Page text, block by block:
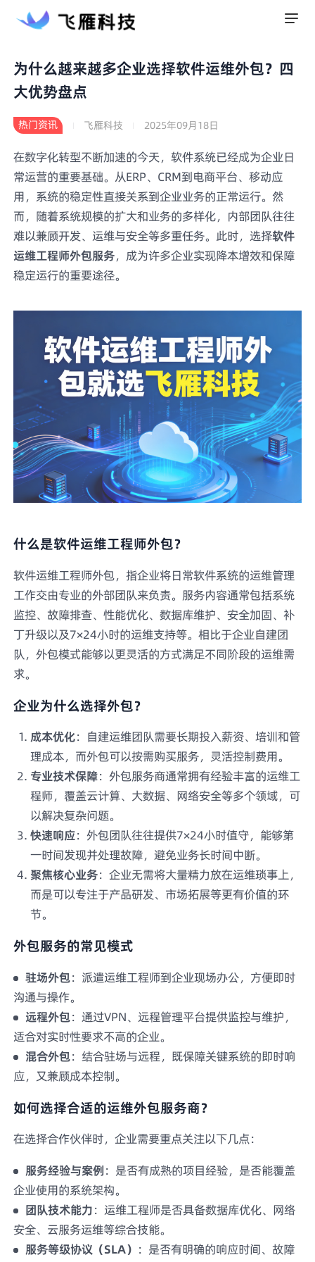
为什么越来越多企业选择软件运维外包？四
大优势盘点
热门资讯 飞雁科技 2025年09月18日
在数字化转型不断加速的今天，软件系统已经成为企业日
常运营的重要基础。从ERP、CRM到电商平台、移动应
用，系统的稳定性直接关系到企业业务的正常运行。然
而，随着系统规模的扩大和业务的多样化，内部团队往往
难以兼顾开发、运维与安全等多重任务。此时，选择软件
运维工程师外包服务，成为许多企业实现降本增效和保障
稳定运行的重要途径。
什么是软件运维工程师外包？
软件运维工程师外包，指企业将日常软件系统的运维管理
工作交由专业的外部团队来负责。服务内容通常包括系统
监控、故障排查、性能优化、数据库维护、安全加固、补
丁升级以及7×24小时的运维支持等。相比于企业自建团
队，外包模式能够以更灵活的方式满足不同阶段的运维需
求。
企业为什么选择外包？
成本优化：自建运维团队需要长期投入薪资、培训和管
理成本，而外包可以按需购买服务，灵活控制费用。
专业技术保障：外包服务商通常拥有经验丰富的运维工
程师，覆盖云计算、大数据、网络安全等多个领域，可
以解决复杂问题。
快速响应：外包团队往往提供7×24小时值守，能够第
一时间发现并处理故障，避免业务长时间中断。
聚焦核心业务：企业无需将大量精力放在运维琐事上，
而是可以专注于产品研发、市场拓展等更有价值的环
节。
外包服务的常见模式
驻场外包：派遣运维工程师到企业现场办公，方便即时
沟通与操作。
远程外包：通过VPN、远程管理平台提供监控与维护，
适合对实时性要求不高的企业。
混合外包：结合驻场与远程，既保障关键系统的即时响
应，又兼顾成本控制。
如何选择合适的运维外包服务商？
在选择合作伙伴时，企业需要重点关注以下几点：
服务经验与案例：是否有成熟的项目经验，是否能覆盖
企业使用的系统架构。
团队技术能力：运维工程师是否具备数据库优化、网络
安全、云服务运维等综合技能。
服务等级协议（SLA） ：是否有明确的响应时间、故障